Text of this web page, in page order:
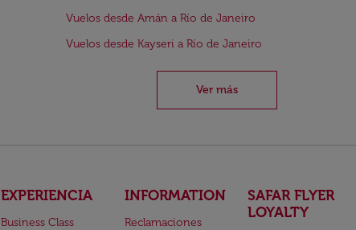
Vuelos desde Amán a Río de Janeiro
Vuelos desde Kayseri a Río de Janeiro
Ver más
EXPERIENCIA
Business Class
INFORMATION
Reclamaciones
SAFAR FLYER
LOYALTY